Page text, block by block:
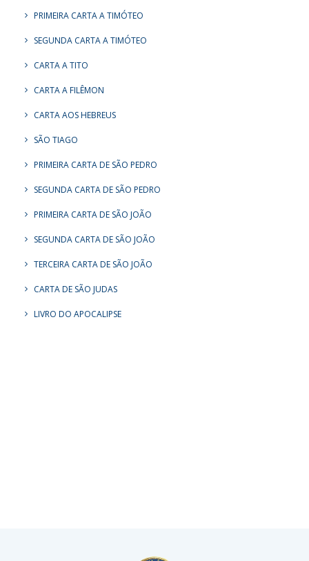
PRIMEIRA CARTA A TIMÓTEO
SEGUNDA CARTA A TIMÓTEO
CARTA A TITO
CARTA A FILÊMON
CARTA AOS HEBREUS
SÃO TIAGO
PRIMEIRA CARTA DE SÃO PEDRO
SEGUNDA CARTA DE SÃO PEDRO
PRIMEIRA CARTA DE SÃO JOÃO
SEGUNDA CARTA DE SÃO JOÃO
TERCEIRA CARTA DE SÃO JOÃO
CARTA DE SÃO JUDAS
LIVRO DO APOCALIPSE